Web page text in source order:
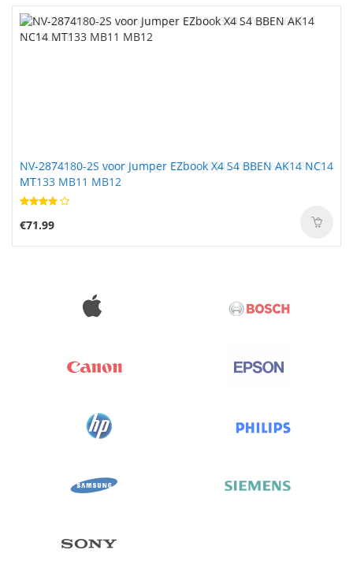
NV-2874180-2S voor Jumper EZbook X4 S4 BBEN AK14 NC14
MT133 MB11 MB12
€71.99